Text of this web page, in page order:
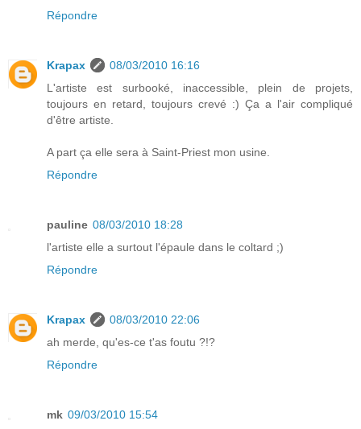
Répondre
Krapax
08/03/2010 16:16
L'artiste est surbooké, inaccessible, plein de projets,
toujours en retard, toujours crevé :) Ça a l'air compliqué
d'être artiste.
A part ça elle sera à Saint-Priest mon usine.
Répondre
pauline 08/03/2010 18:28
l'artiste elle a surtout l'épaule dans le coltard ;)
Répondre
Krapax
08/03/2010 22:06
ah merde, qu'es-ce t'as foutu ?!?
Répondre
mk 09/03/2010 15:54